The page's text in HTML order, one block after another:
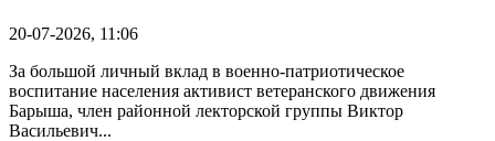
20-07-2026, 11:06
За большой личный вклад в военно-патриотическое
воспитание населения активист ветеранского движения
Барыша, член районной лекторской группы Виктор
Васильевич...